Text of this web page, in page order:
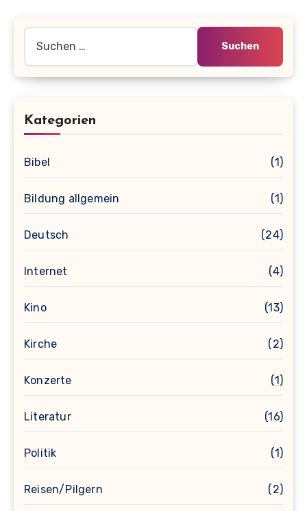
Kategorien
Bibel (1)
Bildung allgemein (1)
Deutsch (24)
Internet (4)
Kino (13)
Kirche (2)
Konzerte (1)
Literatur (16)
Politik (1)
Reisen/Pilgern (2)